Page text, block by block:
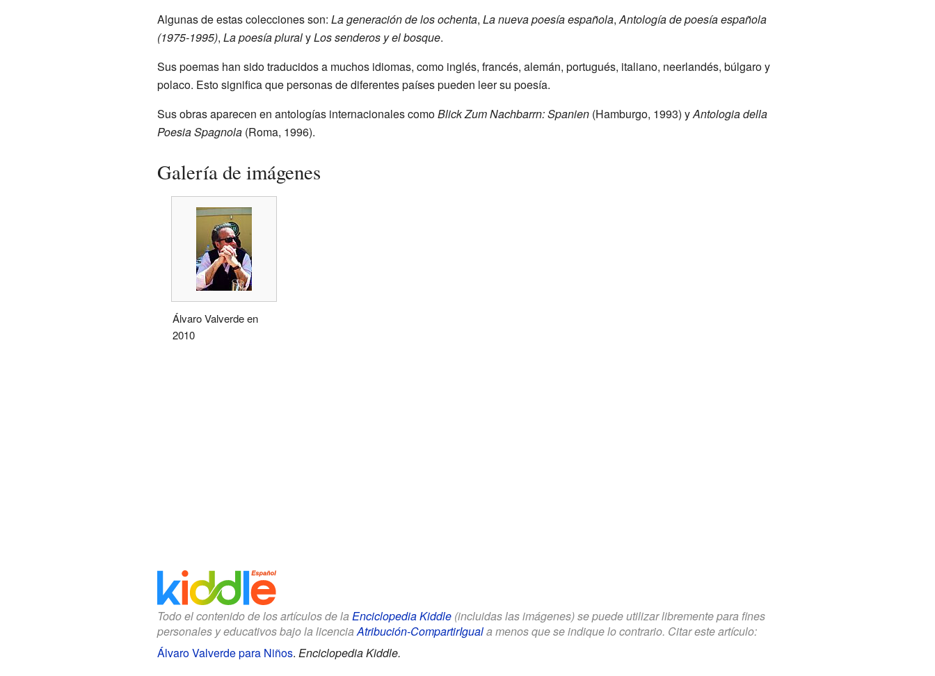
Algunas de estas colecciones son: La generación de los ochenta, La nueva poesía española,Antología de poesía española
(1975-1995), La poesía pluralyLos senderos y el bosque.
Sus poemas han sido traducidos a muchos idiomas, como inglés, francés, alemán, portugués, italiano, neerlandés, búlgaro y
polaco. Esto significa que personas de diferentes países pueden leer su poesía.
Sus obras aparecen en antologías internacionales comoBlick Zum Nachbarrn: Spanien(Hamburgo, 1993) yAntologia della
Poesia Spagnola(Roma, 1996).
Galería de imágenes
Álvaro Valverde en
2010
Todo el contenido de los artículos de la Enciclopedia Kiddle(incluidas las imágenes) se puede utilizar libremente para fines
personales y educativos bajo la licencia Atribución-CompartirIguala menos que se indique lo contrario. Citar este artículo:
Álvaro Valverde para Niños. Enciclopedia Kiddle.